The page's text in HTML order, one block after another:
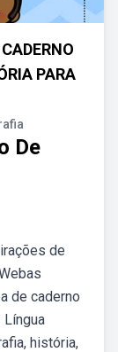
PARA
De
de
de caderno
história,